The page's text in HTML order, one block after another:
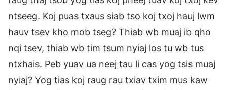
ntseeg. Koj puas txaus siab tso koj txoj hauj lwm
hauv tsev kho mob tseg? Thiab wb muaj ib qho
nqi tsev, thiab wb tim tsum nyiaj los tu wb tus
ntxhais. Peb yuav ua neej tau li cas yog tsis muaj
nyiaj? Yog tias koj raug rau txiav txim mus kaw